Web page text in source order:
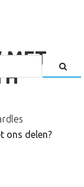
MET
ons delen?